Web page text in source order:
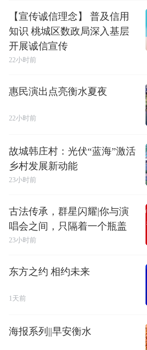
【宣传诚信理念】 普及信用
知识 桃城区数政局深入基层
开展诚信宣传
22小时前
惠民演出点亮衡水夏夜
22小时前
故城韩庄村：光伏“蓝海”激活
乡村发展新动能
23小时前
古法传承，群星闪耀|你与演
唱会之间，只隔着一个瓶盖
23小时前
东方之约 相约未来
1天前
海报系列||早安衡水